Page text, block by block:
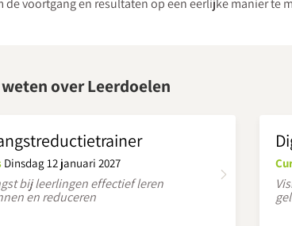
de voortgang en resultaten op een eerlijke manier te
over Leerdoelen
Dinsdag 12 januari 2027
bij leerlingen effectief leren
en reduceren